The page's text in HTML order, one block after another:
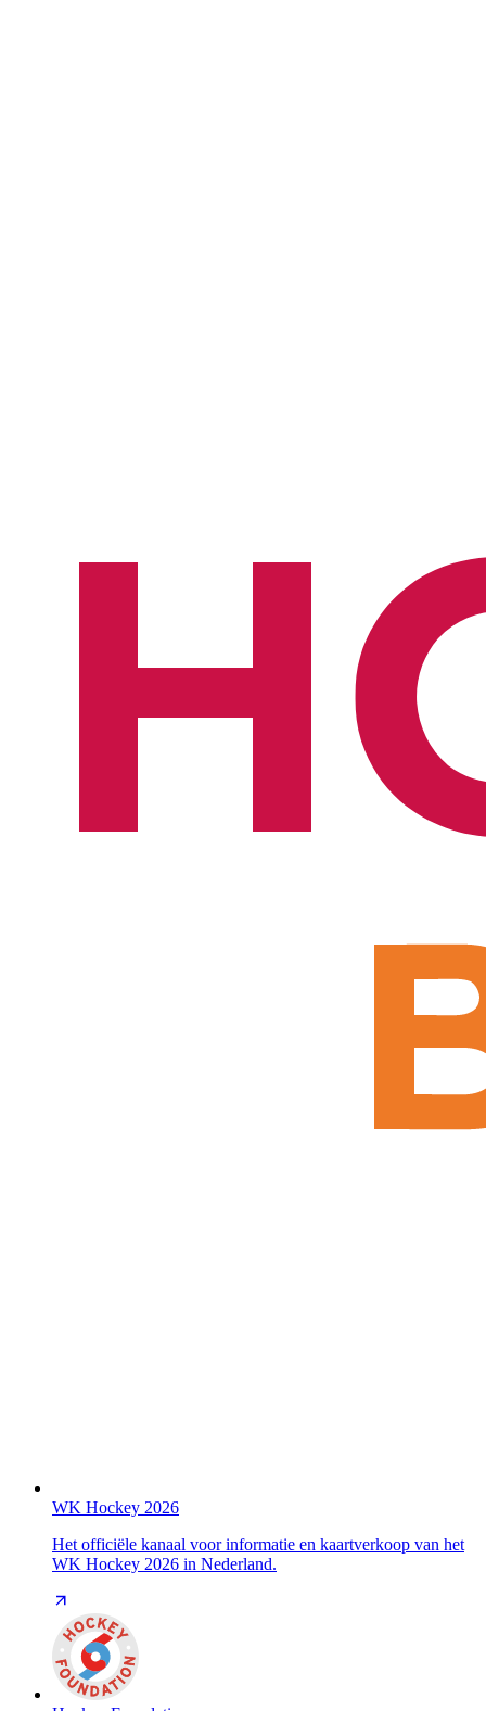
WK Hockey 2026
Het officiële kanaal voor informatie en kaartverkoop van het
WK Hockey 2026 in Nederland.